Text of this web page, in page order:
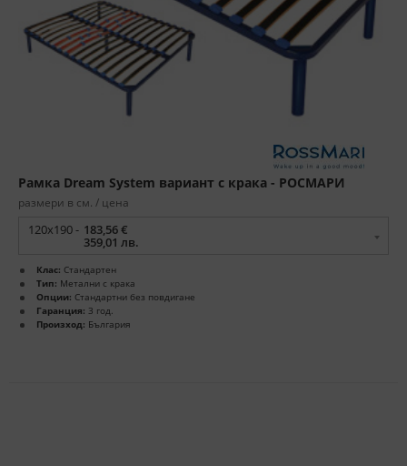
Рамка Dream System вариант с крака - РОСМАРИ
размери в см. / цена
120x190 - 183,56 €
359,01 лв.
Клас: Стандартен
Тип: Метални с крака
Опции: Стандартни без повдигане
Гаранция: 3 год.
Произход: България